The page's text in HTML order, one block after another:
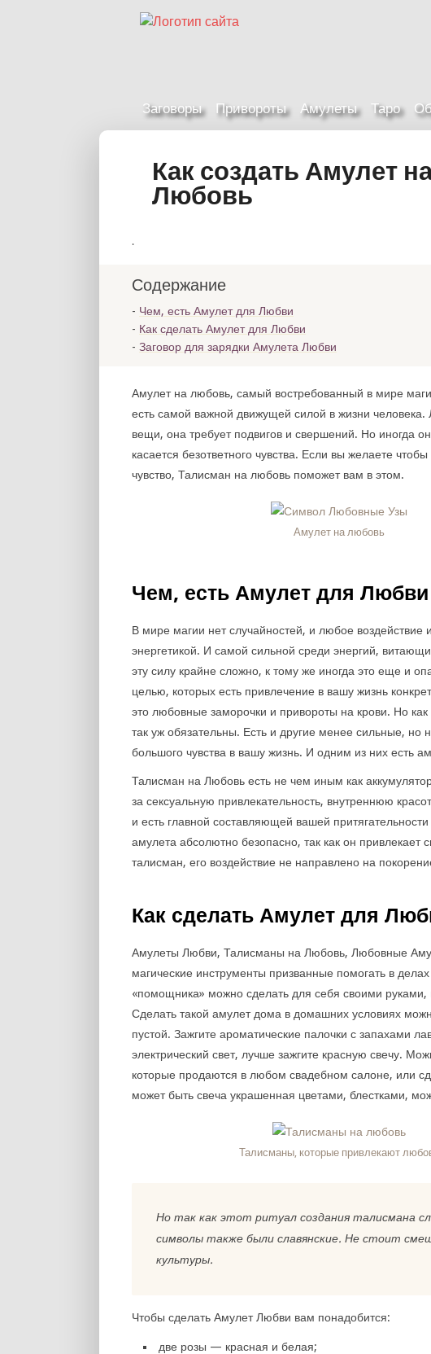
Заговоры Привороты Амулеты Таро
Как создать Амулет
Любовь
.
Содержание
Чем, есть Амулет для Любви
Как сделать Амулет для Любви
Заговор для зарядки Амулета Любви
Амулет на любовь, самый востребованный в мире
есть самой важной движущей силой в жизни
вещи, она требует подвигов и свершений. Но иногда
касается безответного чувства. Если вы желаете
чувство, Талисман на любовь поможет вам в этом.
Амулет на любовь
Чем, есть Амулет для Любви
В мире магии нет случайностей, и любое воздействие
энергетикой. И самой сильной среди энергий,
эту силу крайне сложно, к тому же иногда это еще и
целью, которых есть привлечение в вашу жизнь
это любовные заморочки и привороты на крови. Но как
так уж обязательны. Есть и другие менее сильные,
большого чувства в вашу жизнь. И одним из них есть
Талисман на Любовь есть не чем иным как
за сексуальную привлекательность, внутреннюю
и есть главной составляющей вашей
амулета абсолютно безопасно, так как он привлекает
талисман, его воздействие не направлено на
Как сделать Амулет для
Амулеты Любви, Талисманы на Любовь, Любовные
магические инструменты призванные помогать в
«помощника» можно сделать для себя своими руками,
Сделать такой амулет дома в домашних условиях
пустой. Зажгите ароматические палочки с запахами
электрический свет, лучше зажгите красную свечу.
которые продаются в любом свадебном салоне, или
может быть свеча украшенная цветами, блестками,
Талисманы, которые привлекают
Но так как этот ритуал создания талисмана
символы также были славянские. Не стоит
культуры.
Чтобы сделать Амулет Любви вам понадобится:
две розы — красная и белая;